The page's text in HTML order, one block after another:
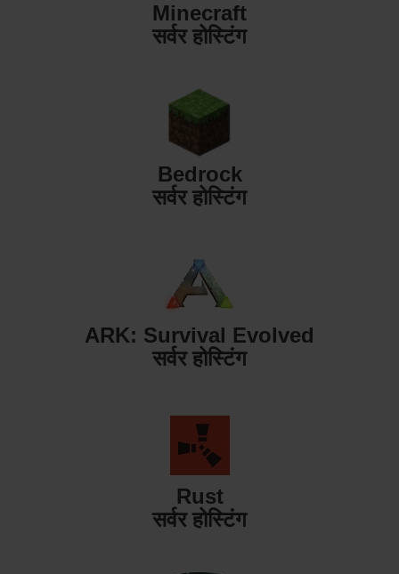
Minecraft
सर्वर होस्टिंग
Bedrock
सर्वर होस्टिंग
ARK: Survival Evolved
सर्वर होस्टिंग
Rust
सर्वर होस्टिंग